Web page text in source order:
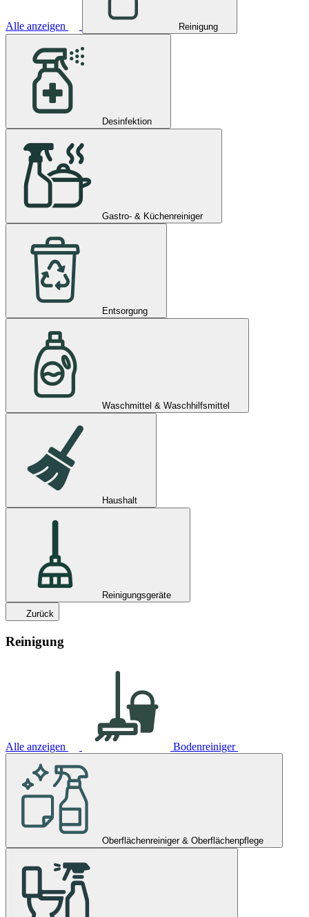
Alle anzeigen Reinigung
Desinfektion
Gastro- & Küchenreiniger
Entsorgung
Waschmittel & Waschhilfsmittel
Haushalt
Reinigungsgeräte
Zurück
Reinigung
Alle anzeigen Bodenreiniger
Oberflächenreiniger & Oberflächenpflege